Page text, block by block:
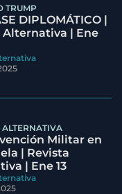
TRUMP
DIPLOMÁTICO |
Alternativa | Ene
ALTERNATIVA
Militar en
| Revista
| Ene 13